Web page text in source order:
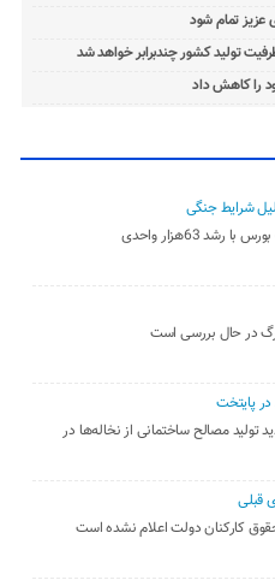
عزیز تمام شود
تولید کشور چندبرابر خواهد شد
را کاهش داد
شرایط جنگی
63هزار واحدی
در حال بررسی است
پایتخت
تولید مصالح ساختمانی از نخاله‌ها در
قبلی
کارکنان دولت اعلام نشده است